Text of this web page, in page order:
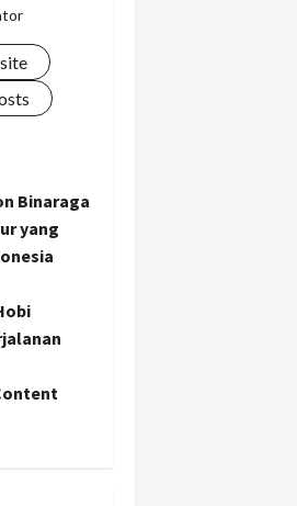
Binaraga
yang